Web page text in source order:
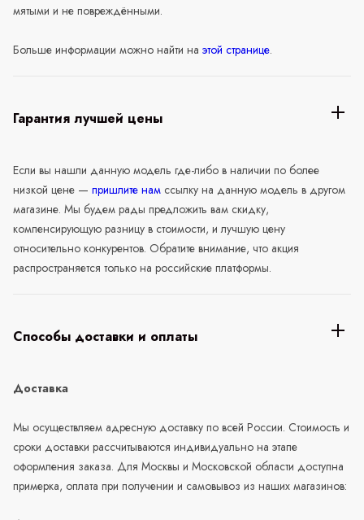
мятыми и не повреждёнными.
Больше информации можно найти на этой странице.
Гарантия лучшей цены
Если вы нашли данную модель где-либо в наличии по более
низкой цене — пришлите нам ссылку на данную модель в другом
магазине. Мы будем рады предложить вам скидку,
компенсирующую разницу в стоимости, и лучшую цену
относительно конкурентов. Обратите внимание, что акция
распространяется только на российские платформы.
Способы доставки и оплаты
Доставка
Мы осуществляем адресную доставку по всей России. Стоимость и
сроки доставки рассчитываются индивидуально на этапе
оформления заказа. Для Москвы и Московской области доступна
примерка, оплата при получении и самовывоз из наших магазинов: